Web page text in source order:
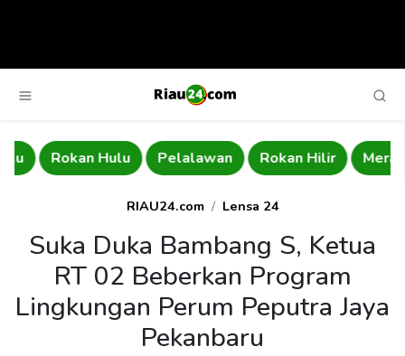
Rokan Hulu Pelalawan Rokan Hilir Meranti
RIAU24.com Lensa 24
Suka Duka Bambang S, Ketua
RT 02 Beberkan Program
Lingkungan Perum Peputra Jaya
Pekanbaru